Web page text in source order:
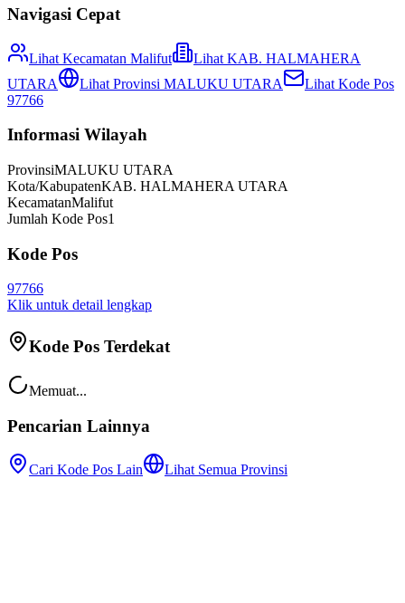
Navigasi Cepat
Lihat Kecamatan Malifut Lihat KAB. HALMAHERA
UTARA
Lihat Provinsi MALUKU UTARA
Lihat Kode Pos
97766
Informasi Wilayah
ProvinsiMALUKU UTARA
Kota/KabupatenKAB. HALMAHERA UTARA
KecamatanMalifut
Jumlah Kode Pos1
Kode Pos
97766
Klik untuk detail lengkap
Kode Pos Terdekat
Memuat...
Pencarian Lainnya
Cari Kode Pos Lain Lihat Semua Provinsi